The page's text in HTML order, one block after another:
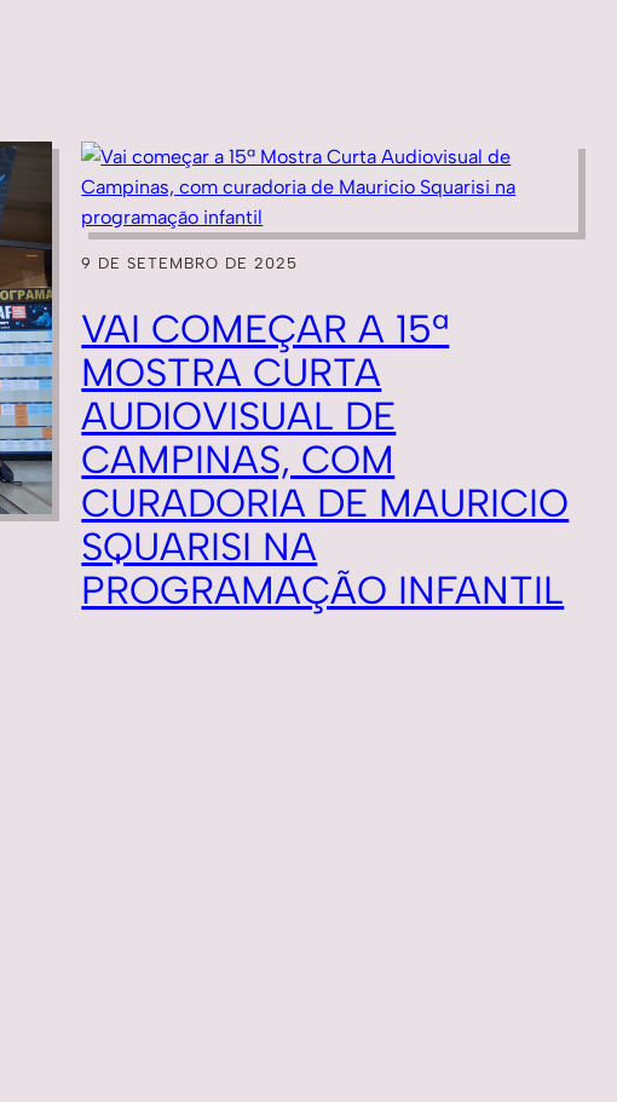
9 DE SETEMBRO DE 2025
VAI COMEÇAR A 15ª
MOSTRA CURTA
AUDIOVISUAL DE
CAMPINAS, COM
CURADORIA DE MAURICIO
SQUARISI NA
PROGRAMAÇÃO INFANTIL